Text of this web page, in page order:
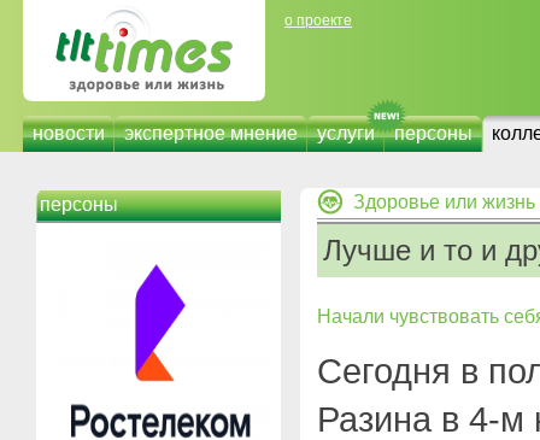
о проекте
новости экспертное мнение услуги персоны
персоны Здоровье или жизнь
Лучше и то и
Начали чувствовать
Сегодня в
Разина в 4-м